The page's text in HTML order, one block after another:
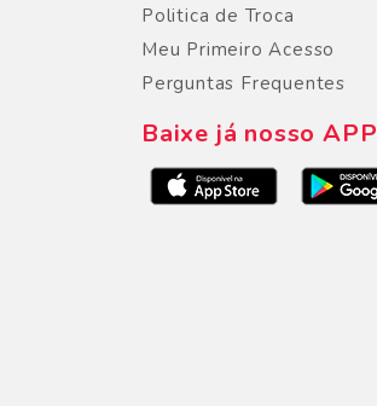
Politica de Troca
Meu Primeiro Acesso
Perguntas Frequentes
Baixe já nosso APP